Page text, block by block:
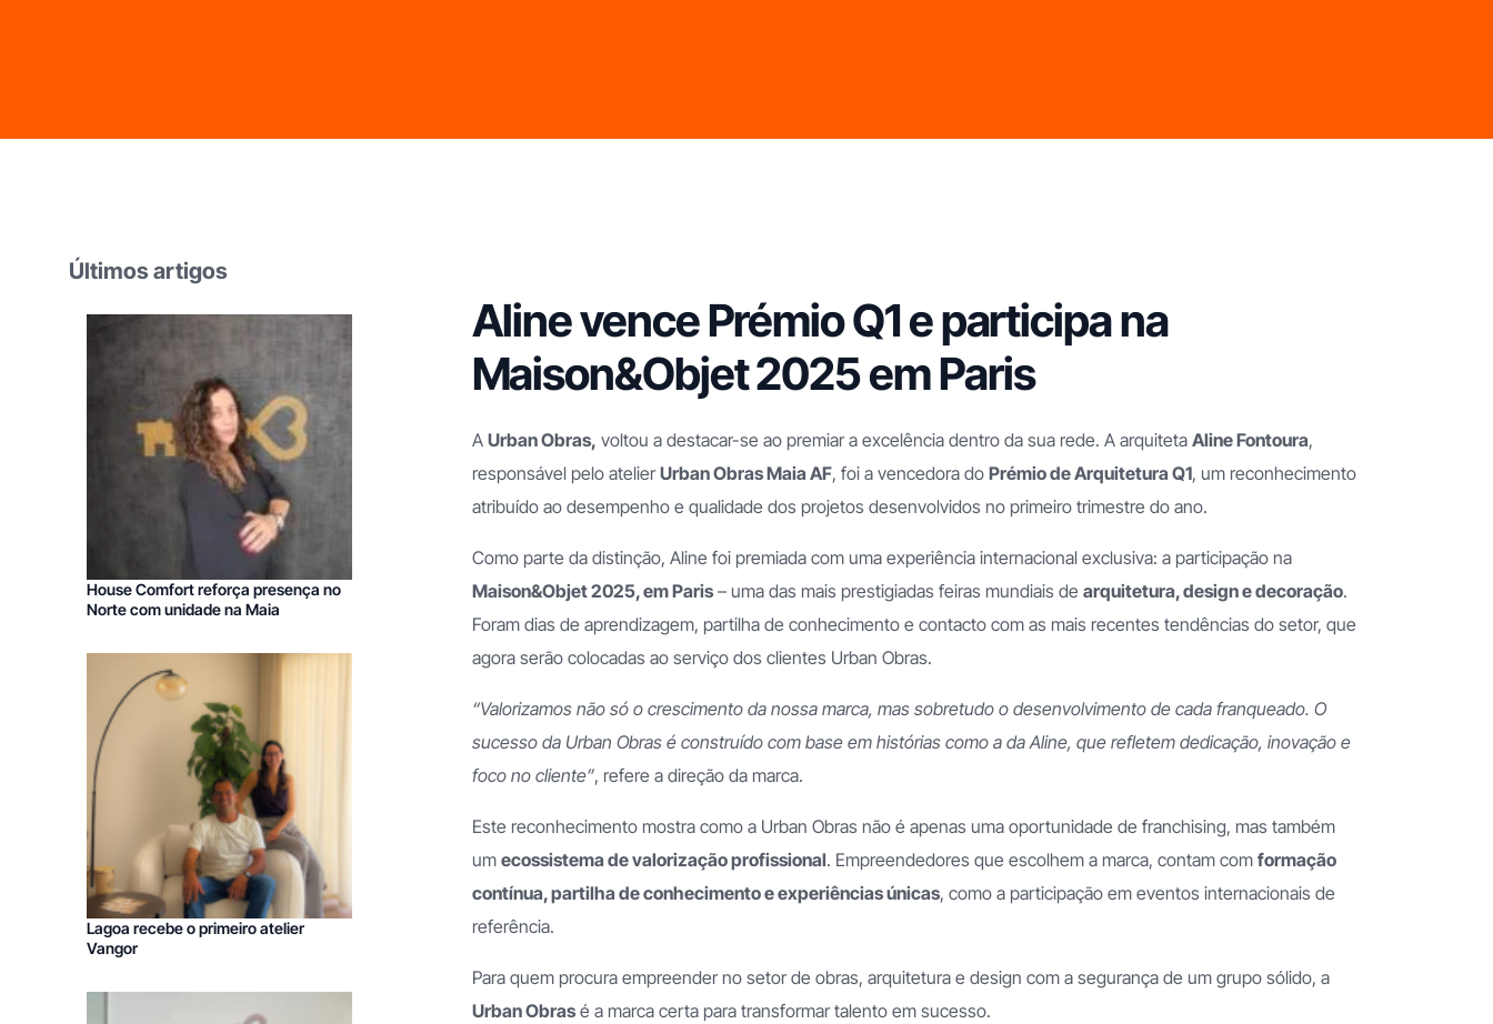
Aline vence Prémio Q1 e participa na
Maison&Objet 2025 em Paris
A Urban Obras, voltou a destacar-se ao premiar a excelência dentro da sua rede. A arquiteta Aline Fontoura,
responsável pelo atelierUrban Obras Maia AF, foi a vencedora do Prémio de Arquitetura Q1, um reconhecimento
atribuído ao desempenho e qualidade dos projetos desenvolvidos no primeiro trimestre do ano.
Como parte da distinção, Aline foi premiada com uma experiência internacional exclusiva: a participação na
Maison&Objet 2025, em Paris– uma das mais prestigiadas feiras mundiais de arquitetura, design e decoração.
Foram dias de aprendizagem, partilha de conhecimento e contacto com as mais recentes tendências do setor, que
agora serão colocadas ao serviço dos clientes Urban Obras.
“Valorizamos não só o crescimento da nossa marca, mas sobretudo o desenvolvimento de cada franqueado. O
sucesso da Urban Obras é construído com base em histórias como a da Aline, que refletem dedicação, inovação e
foco no cliente”, refere a direção da marca.
Este reconhecimento mostra como a Urban Obras não é apenas uma oportunidade de franchising, mas também
um ecossistema de valorização profissional. Empreendedores que escolhem a marca, contam com formação
contínua, partilha de conhecimento e experiências únicas, como a participação em eventos internacionais de
referência.
Para quem procura empreender no setor de obras, arquitetura e design com a segurança de um grupo sólido, a
Urban Obrasé a marca certa para transformar talento em sucesso.
Últimos artigos
House Comfort reforça presença no
Norte com unidade na Maia
Lagoa recebe o primeiro atelier
Vangor